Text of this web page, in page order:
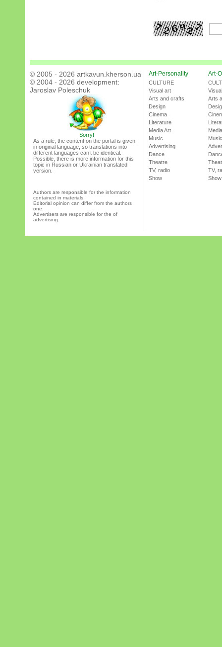
© 2005 - 2026 artkavun.kherson.ua
© 2004 - 2026 development:
Jaroslav Poleschuk
Sorry!
As a rule, the content on the portal is given
in original language, so translations into
different languages can’t be identical.
Possible, there is more information for this
topic in Russian or Ukrainian translated
version.
Authors are responsible for the information
contained in materials.
Editorial opinion can differ from the authors
one.
Advertisers are responsible for the of
advertising.
Art-Personality
CULTURE
Visual art
Arts and crafts
Design
Cinema
Literature
Media Art
Music
Advertising
Dance
Theatre
TV, radio
Show
Art-
Arts
Music
TV,
Show